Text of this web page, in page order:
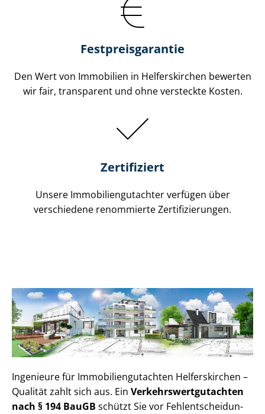
Festpreis​garantie
Den Wert von Immobilien in Helferskirchen bewerten
wir fair, transparent und ohne versteckte Kosten.
Zertifiziert
Unsere Immobilien­gutachter verfügen über
verschiedene renommierte Zer­ti­fi­zie­run­gen.
Ingenieure für Im­mo­bi­li­en­gut­ach­ten Helferskirchen –
Qualität zahlt sich aus. Ein Ver­kehrs­wert­gut­ach­ten
nach § 194 BauGB schützt Sie vor Fehl­ent­schei­dun­